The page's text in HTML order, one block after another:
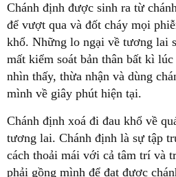
Chánh định được sinh ra từ
để vượt qua và đốt cháy mọi
khổ. Những lo ngại về tương lai
mất kiểm soát bản thân bất kì
nhìn thấy, thừa nhận và dùng
mình về giây phút hiện tại.
Chánh định xoá đi đau khổ về
tương lai. Chánh định là sự tập
cách thoải mái với cả tâm trí và
phải gồng mình để đạt được